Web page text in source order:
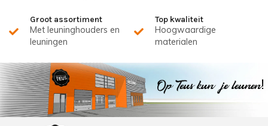
Groot assortiment
Met leuninghouders en
leuningen
Top kwaliteit
Hoogwaardige
materialen